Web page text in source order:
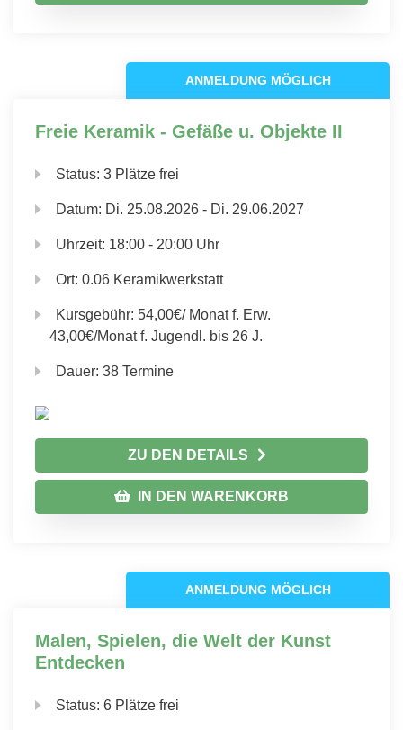
ANMELDUNG MÖGLICH
Freie Keramik - Gefäße u. Objekte II
Status:3 Plätze frei
Datum: Di. 25.08.2026 - Di. 29.06.2027
Uhrzeit: 18:00 - 20:00 Uhr
Ort:0.06 Keramikwerkstatt
Kursgebühr:54,00€/ Monat f. Erw.
43,00€/Monat f. Jugendl. bis 26 J.
Dauer:38 Termine
ZU DEN DETAILS
IN DEN WARENKORB
ANMELDUNG MÖGLICH
Malen, Spielen, die Welt der Kunst
Entdecken
Status:6 Plätze frei